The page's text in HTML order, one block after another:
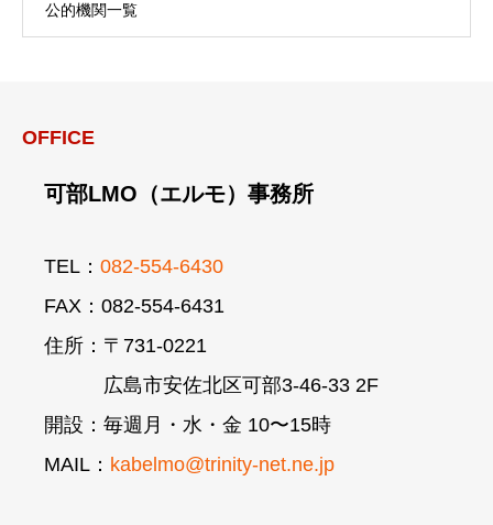
公的機関一覧
OFFICE
可部LMO（エルモ）事務所
TEL： 082-554-6430
FAX：082-554-6431
住所：〒731-0221
広島市安佐北区可部3-46-33 2F
開設：毎週月・水・金 10〜15時
MAIL： kabelmo@trinity-net.ne.jp